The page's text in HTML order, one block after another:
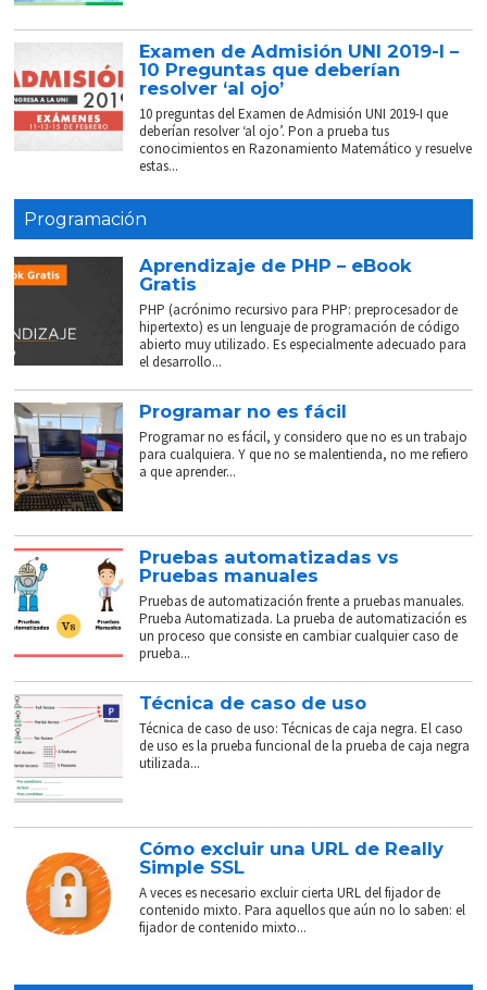
Examen de Admisión UNI 2019-I –
10 Preguntas que deberían
resolver ‘al ojo’
10 preguntas del Examen de Admisión UNI 2019-I que
deberían resolver ‘al ojo’. Pon a prueba tus
conocimientos en Razonamiento Matemático y resuelve
estas...
Programación
Aprendizaje de PHP – eBook
Gratis
PHP (acrónimo recursivo para PHP: preprocesador de
hipertexto) es un lenguaje de programación de código
abierto muy utilizado. Es especialmente adecuado para
el desarrollo...
Programar no es fácil
Programar no es fácil, y considero que no es un trabajo
para cualquiera. Y que no se malentienda, no me refiero
a que aprender...
Pruebas automatizadas vs
Pruebas manuales
Pruebas de automatización frente a pruebas manuales.
Prueba Automatizada. La prueba de automatización es
un proceso que consiste en cambiar cualquier caso de
prueba...
Técnica de caso de uso
Técnica de caso de uso: Técnicas de caja negra. El caso
de uso es la prueba funcional de la prueba de caja negra
utilizada...
Cómo excluir una URL de Really
Simple SSL
A veces es necesario excluir cierta URL del fijador de
contenido mixto. Para aquellos que aún no lo saben: el
fijador de contenido mixto...